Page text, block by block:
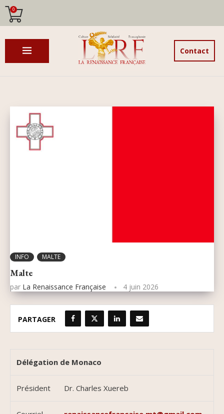
0
Contact
INFO MALTE
Malte
par La Renaissance Française 4 juin 2026
PARTAGER
Délégation de Monaco
Président Dr. Charles Xuereb